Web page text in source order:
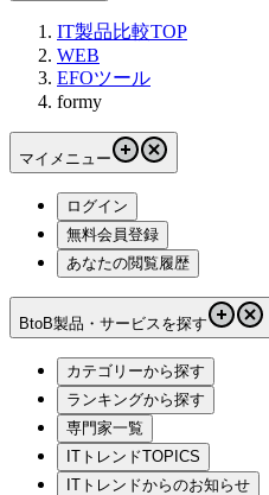
IT製品比較TOP
WEB
EFOツール
formy
マイメニュー
ログイン
無料会員登録
あなたの閲覧履歴
BtoB製品・サービスを探す
カテゴリーから探す
ランキングから探す
専門家一覧
ITトレンドTOPICS
ITトレンドからのお知らせ